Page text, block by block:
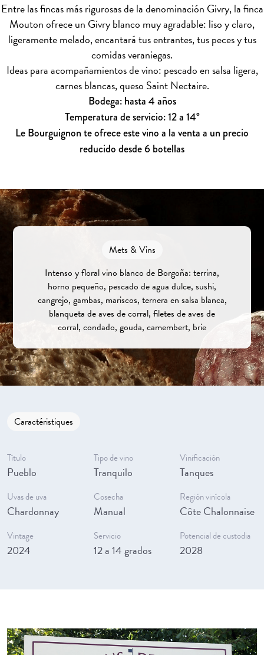
Entre las fincas más rigurosas de la denominación Givry, la finca
Mouton ofrece un Givry blanco muy agradable: liso y claro,
ligeramente melado, encantará tus entrantes, tus peces y tus
comidas veraniegas.
Ideas para acompañamientos de vino: pescado en salsa ligera,
carnes blancas, queso Saint Nectaire.
Bodega: hasta 4 años
Temperatura de servicio: 12 a 14°
Le Bourguignon te ofrece este vino a la venta a un precio
reducido desde 6 botellas
Mets & Vins
Intenso y floral vino blanco de Borgoña: terrina,
horno pequeño, pescado de agua dulce, sushi,
cangrejo, gambas, mariscos, ternera en salsa blanca,
blanqueta de aves de corral, filetes de aves de
corral, condado, gouda, camembert, brie
Caractéristiques
Título
Pueblo
Tipo de vino
Tranquilo
Vinificación
Tanques
Uvas de uva
Chardonnay
Cosecha
Manual
Región vinícola
Côte Chalonnaise
Vintage
2024
Servicio
12 a 14 grados
Potencial de custodia
2028